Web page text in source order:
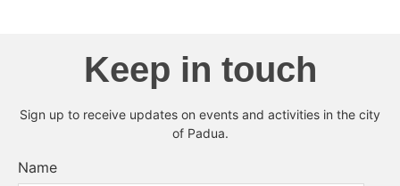
Keep in touch
Sign up to receive updates on events and activities in the city
of Padua.
Name